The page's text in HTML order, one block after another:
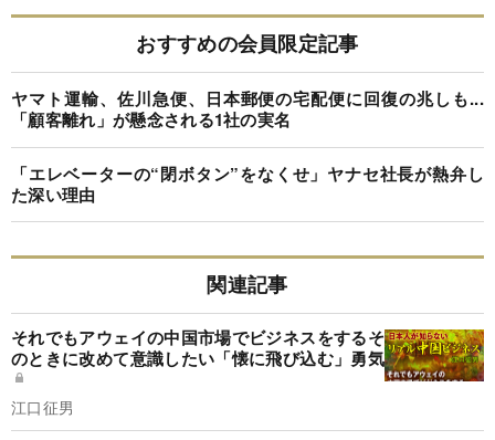
おすすめの会員限定記事
ヤマト運輸、佐川急便、日本郵便の宅配便に回復の兆しも...
「顧客離れ」が懸念される1社の実名
「エレベーターの“閉ボタン”をなくせ」ヤナセ社長が熱弁し
た深い理由
関連記事
それでもアウェイの中国市場でビジネスをするそ
のときに改めて意識したい「懐に飛び込む」勇気
江口征男